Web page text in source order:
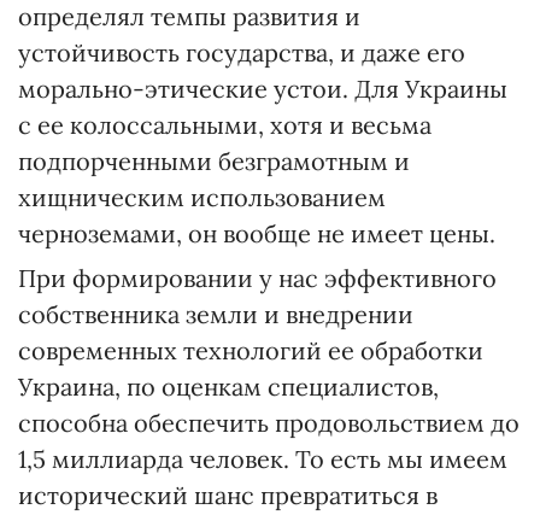
определял темпы развития и
устойчивость государства, и даже его
морально-этические устои. Для Украины
с ее колоссальными, хотя и весьма
подпорченными безграмотным и
хищническим использованием
черноземами, он вообще не имеет цены.
При формировании у нас эффективного
собственника земли и внедрении
современных технологий ее обработки
Украина, по оценкам специалистов,
способна обеспечить продовольствием до
1,5 миллиарда человек. То есть мы имеем
исторический шанс превратиться в